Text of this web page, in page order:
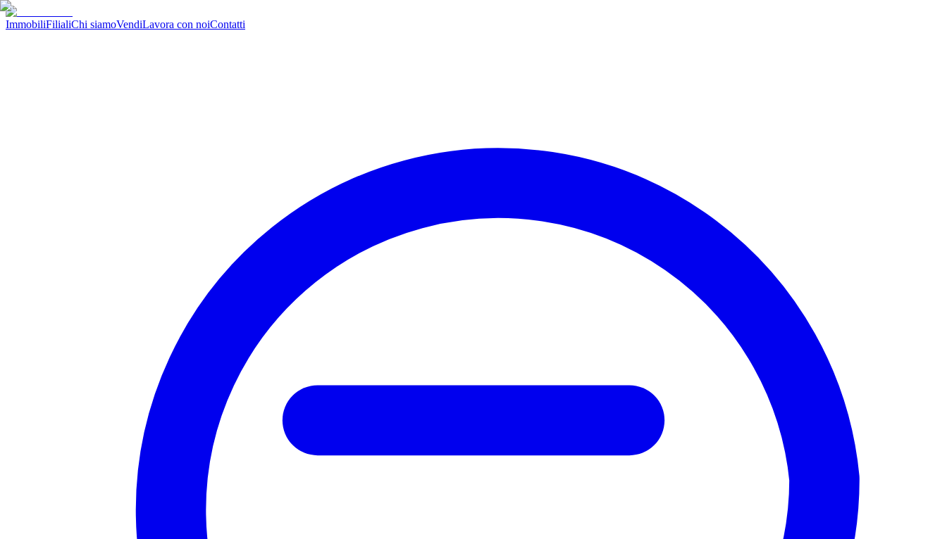
ImmobiliFilialiChi siamoVendiLavora con noiContatti